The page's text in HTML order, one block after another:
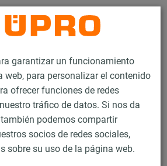
garantizar un funcionamiento
web, para personalizar el contenido
ofrecer funciones de redes
tráfico de datos. Si nos da
podemos compartir
socios de redes sociales,
sobre su uso de la página web.
soportación
Fijación de cargas pesadas
para la fijación de cargas pesadas